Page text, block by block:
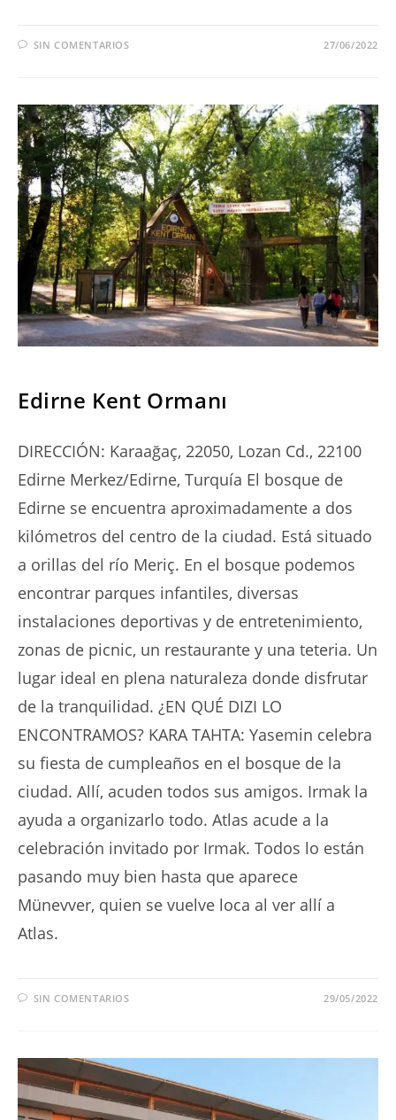
SIN COMENTARIOS 27/06/2022
Edirne Kent Ormanı
DIRECCIÓN: Karaağaç, 22050, Lozan Cd., 22100
Edirne Merkez/Edirne, Turquía El bosque de
Edirne se encuentra aproximadamente a dos
kilómetros del centro de la ciudad. Está situado
a orillas del río Meriç. En el bosque podemos
encontrar parques infantiles, diversas
instalaciones deportivas y de entretenimiento,
zonas de picnic, un restaurante y una teteria. Un
lugar ideal en plena naturaleza donde disfrutar
de la tranquilidad. ¿EN QUÉ DIZI LO
ENCONTRAMOS? KARA TAHTA: Yasemin celebra
su fiesta de cumpleaños en el bosque de la
ciudad. Allí, acuden todos sus amigos. Irmak la
ayuda a organizarlo todo. Atlas acude a la
celebración invitado por Irmak. Todos lo están
pasando muy bien hasta que aparece
Münevver, quien se vuelve loca al ver allí a
Atlas.
SIN COMENTARIOS 29/05/2022